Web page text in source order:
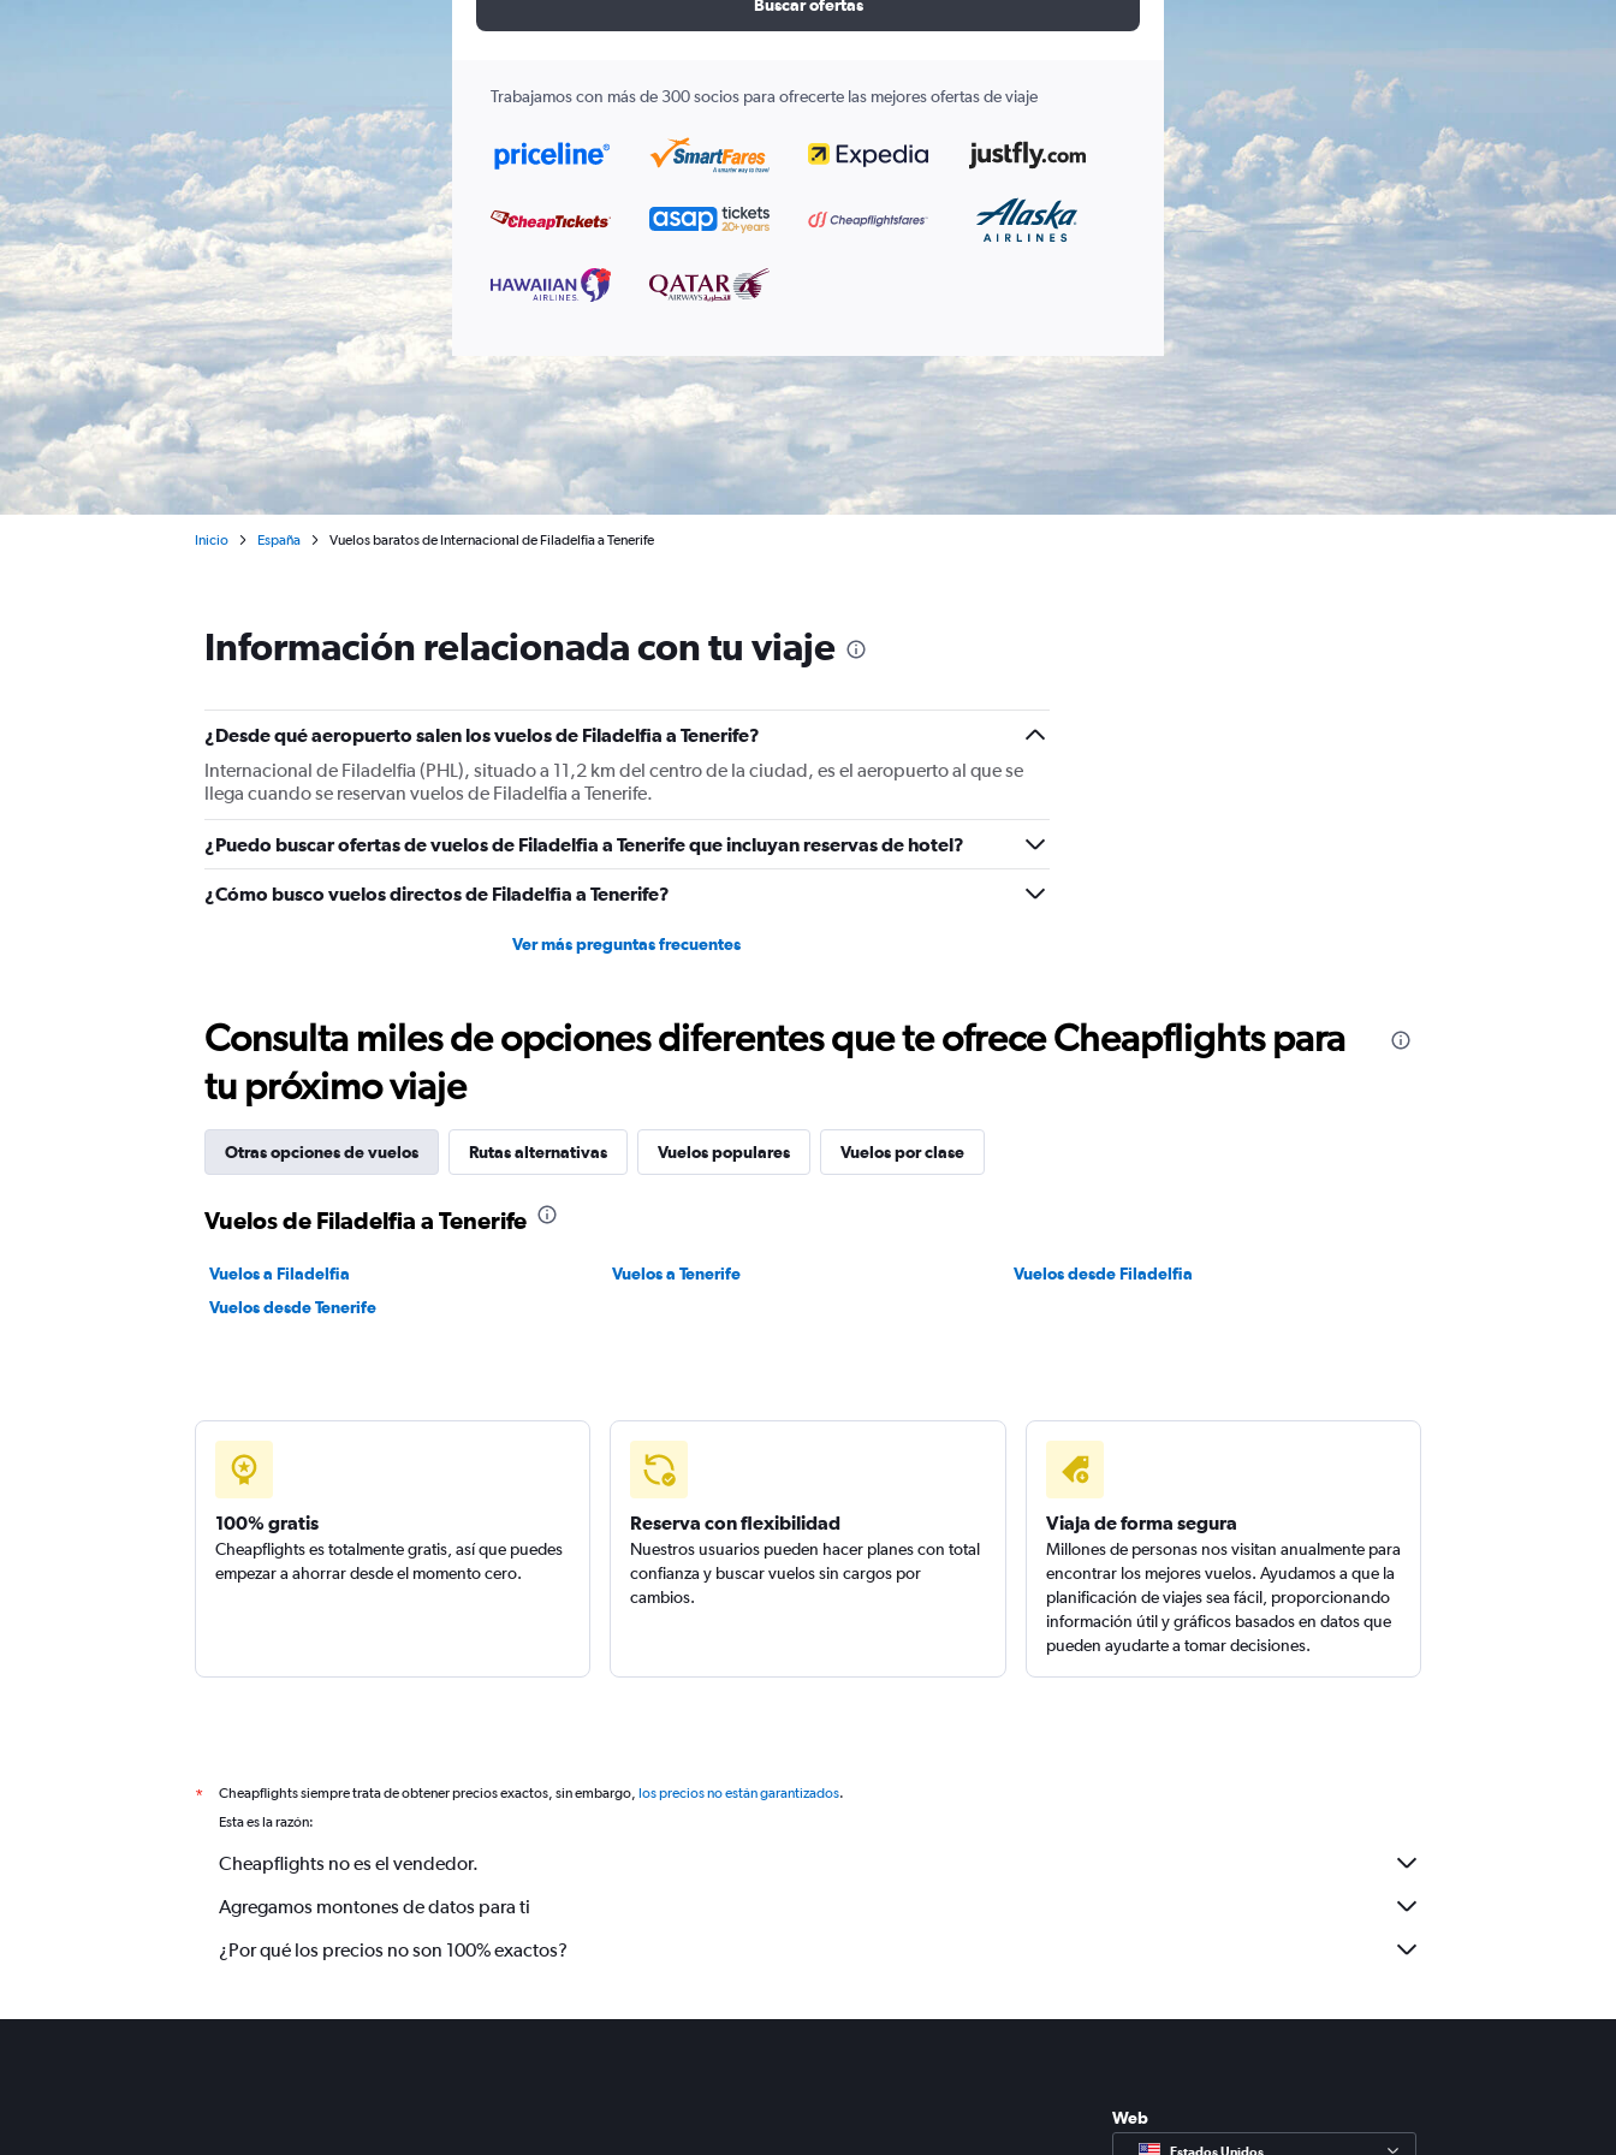
Buscar ofertas
Trabajamos con más de 300 socios para ofrecerte las mejores ofertas de viaje
Inicio España Vuelos baratos de Internacional de Filadelfia a Tenerife
Información relacionada con tu viaje
¿Desde qué aeropuerto salen los vuelos de Filadelfia a Tenerife?
Internacional de Filadelfia (PHL), situado a 11,2 km del centro de la ciudad, es el aeropuerto al que se
llega cuando se reservan vuelos de Filadelfia a Tenerife.
¿Puedo buscar ofertas de vuelos de Filadelfia a Tenerife que incluyan reservas de hotel?
¿Cómo busco vuelos directos de Filadelfia a Tenerife?
Ver más preguntas frecuentes
Consulta miles de opciones diferentes que te ofrece Cheapflights para
tu próximo viaje
Otras opciones de vuelos Rutas alternativas Vuelos populares Vuelos por clase
Vuelos de Filadelfia a Tenerife
Vuelos a Filadelfia Vuelos a Tenerife
Vuelos desde Filadelfia
Vuelos desde Tenerife
100% gratis
Cheapflights es totalmente gratis, así que puedes
empezar a ahorrar desde el momento cero.
Reserva con flexibilidad
Nuestros usuarios pueden hacer planes con total
confianza y buscar vuelos sin cargos por
cambios.
Viaja de forma segura
Millones de personas nos visitan anualmente para
encontrar los mejores vuelos. Ayudamos a que la
planificación de viajes sea fácil, proporcionando
información útil y gráficos basados en datos que
pueden ayudarte a tomar decisiones.
* Cheapflights siempre trata de obtener precios exactos, sin embargo, los precios no están garantizados.
Esta es la razón:
Cheapflights no es el vendedor.
Agregamos montones de datos para ti
¿Por qué los precios no son 100% exactos?
Web
Estados Unidos